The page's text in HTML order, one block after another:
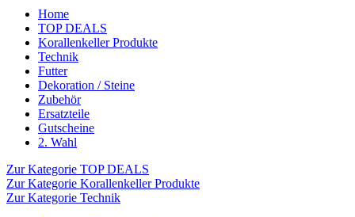
Home
TOP DEALS
Korallenkeller Produkte
Technik
Futter
Dekoration / Steine
Zubehör
Ersatzteile
Gutscheine
2. Wahl
Zur Kategorie TOP DEALS
Zur Kategorie Korallenkeller Produkte
Zur Kategorie Technik